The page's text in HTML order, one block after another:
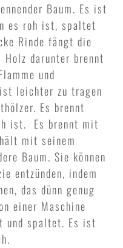
Baum. Es ist
es roh ist, spaltet
Rinde fängt die
Holz darunter brennt
und
leichter zu tragen
Es brennt
ist. Es brennt mit
mit seinem
Baum. Sie können
entzünden, indem
das dünn genug
einer Maschine
und spaltet. Es ist